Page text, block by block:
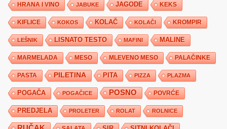
HRANA I VINO JABUKE JAGODE KEKS
KIFLICE KOKOS KOLAČ KOLAČI KROMPIR
LEŠNIK LISNATO TESTO MAFINI MALINE
MARMELADA MESO MLEVENO MESO PALAČINKE
PASTA PILETINA PITA PIZZA PLAZMA
POGAČA POGAČICE POSNO POVRĆE
PREDJELA PROLETER ROLAT ROLNICE